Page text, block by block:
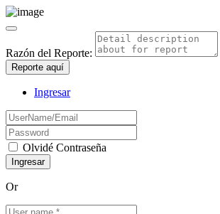
Razón del Reporte:
Reporte aquí
Ingresar
Olvidé Contraseña
Or